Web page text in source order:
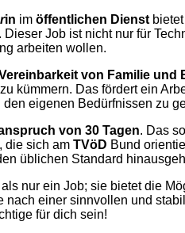
in im öffentlichen Dienst
Dieser Job ist nicht nur für
arbeiten wollen.
von Familie und
kümmern. Das fördert ein
eigenen Bedürfnissen zu
von 30 Tagen. Das
, die sich am TVöD Bund
üblichen Standard
nur ein Job; sie bietet die
nach einer sinnvollen und
für dich sein!